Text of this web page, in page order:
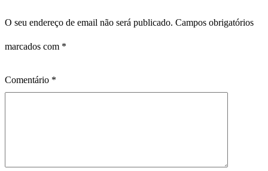
O seu endereço de email não será publicado. Campos obrigatórios
marcados com *
Comentário *